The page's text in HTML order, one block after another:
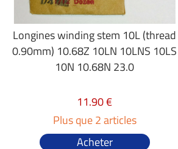
Longines winding stem 10L (thread
0.90mm) 10.68Z 10LN 10LNS 10LS
10N 10.68N 23.0
11.90 €
Plus que 2 articles
Acheter